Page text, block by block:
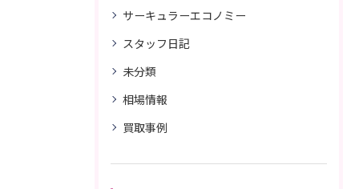
サーキュラーエコノミー
スタッフ日記
未分類
相場情報
買取事例